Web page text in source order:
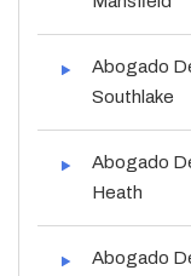
Abogado
Southlake
Abogado
Heath
Abogado